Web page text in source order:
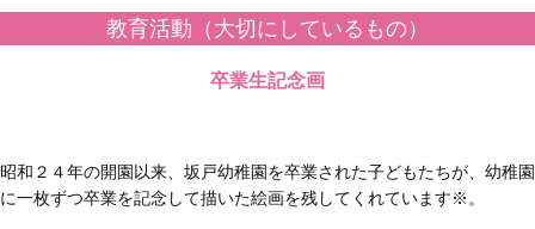
教育活動（大切にしているもの）
卒業生記念画
昭和２４年の開園以来、坂戸幼稚園を卒業された子どもたちが、幼稚園
に一枚ずつ卒業を記念して描いた絵画を残してくれています※。